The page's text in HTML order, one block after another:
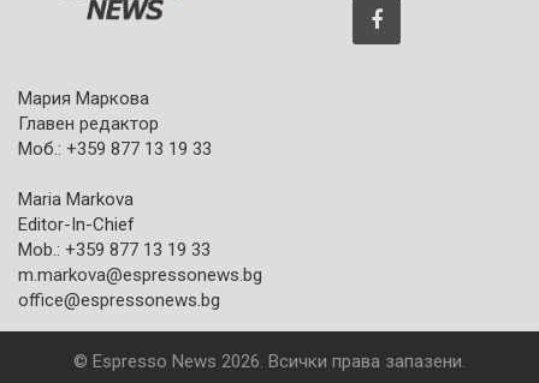
Мария Маркова
Главен редактор
Моб.: +359 877 13 19 33
Maria Markova
Editor-In-Chief
Mob.: +359 877 13 19 33
m.markova@espressonews.bg
office@espressonews.bg
© Espresso News 2026. Всички права запазени.